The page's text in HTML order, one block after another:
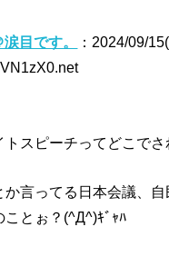
目です。
：2024/09/
スピーチってどこでさ
か言ってる日本会議、
ことぉ？(^Д^)ｷﾞｬﾊ